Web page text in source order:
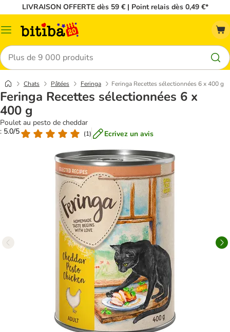
LIVRAISON OFFERTE dès 59 € | Point relais dès 0,49 €*
Menu
Rechercher
Chats Pâtées Feringa Feringa Recettes sélectionnées 6 x 400 g
Feringa Recettes sélectionnées 6 x
400 g
Poulet au pesto de cheddar
: 5.0/5
(1) Ecrivez un avis